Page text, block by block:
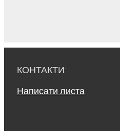
КОНТАКТИ:
Написати листа